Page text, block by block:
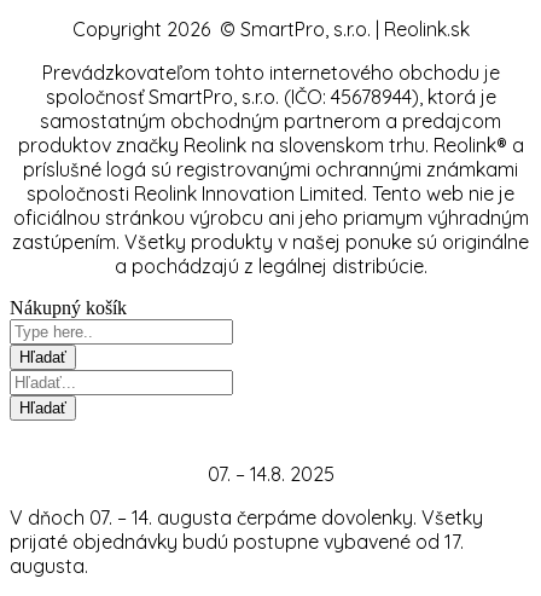
Copyright 2026 © SmartPro, s.r.o. | Reolink.sk
Prevádzkovateľom tohto internetového obchodu je
spoločnosť SmartPro, s.r.o. (IČO: 45678944), ktorá je
samostatným obchodným partnerom a predajcom
produktov značky Reolink na slovenskom trhu. Reolink® a
príslušné logá sú registrovanými ochrannými známkami
spoločnosti Reolink Innovation Limited. Tento web nie je
oficiálnou stránkou výrobcu ani jeho priamym výhradným
zastúpením. Všetky produkty v našej ponuke sú originálne
a pochádzajú z legálnej distribúcie.
Nákupný košík
07. – 14.8. 2025
V dňoch 07. – 14. augusta čerpáme dovolenky. Všetky
prijaté objednávky budú postupne vybavené od 17.
augusta.